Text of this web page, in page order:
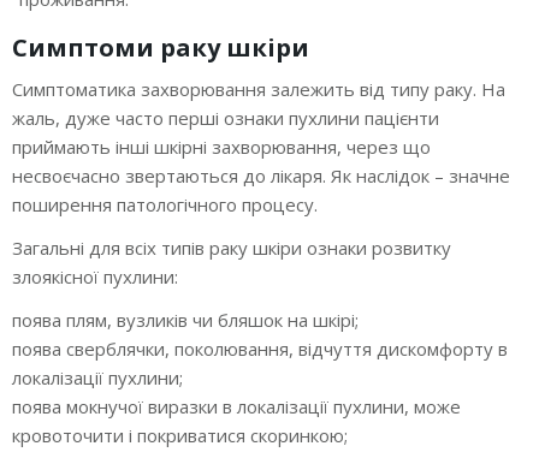
Симптоми раку шкіри
Симптоматика захворювання залежить від типу раку. На
жаль, дуже часто перші ознаки пухлини пацієнти
приймають інші шкірні захворювання, через що
несвоєчасно звертаються до лікаря. Як наслідок – значне
поширення патологічного процесу.
Загальні для всіх типів раку шкіри ознаки розвитку
злоякісної пухлини:
поява плям, вузликів чи бляшок на шкірі;
поява сверблячки, поколювання, відчуття дискомфорту в
локалізації пухлини;
поява мокнучої виразки в локалізації пухлини, може
кровоточити і покриватися скоринкою;